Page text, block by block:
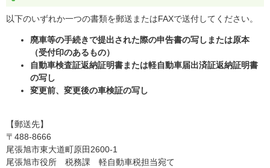
以下のいずれか一つの書類を郵送またはFAXで送付してください。
廃車等の手続きで提出された際の申告書の写しまたは原本
（受付印のあるもの）
自動車検査証返納証明書または軽自動車届出済証返納証明書
の写し​
変更前、変更後の車検証の写し
【郵送先】
〒488-8666
尾張旭市東大道町原田2600-1
尾張旭市役所 税務課 軽自動車税担当宛て